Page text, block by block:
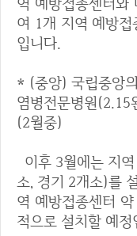
여 1개 지역 예방
입니다.
* (중앙) 국립중앙
염병전문병원(2.15
(2월중)
이후 3월에는 지역 예방접종센터 18개소(시도별 1개
소, 경기 2개소)를
역 예방접종센터
적으로 설치할 예정